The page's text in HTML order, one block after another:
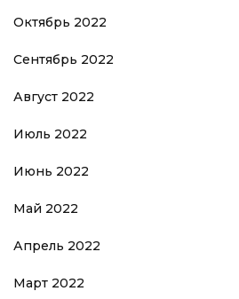
Октябрь 2022
Сентябрь 2022
Август 2022
Июль 2022
Июнь 2022
Май 2022
Апрель 2022
Март 2022